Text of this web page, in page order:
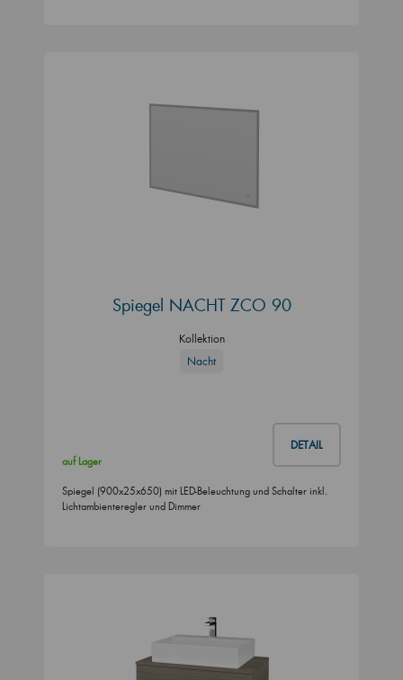
Spiegel NACHT ZCO 90
Kollektion
Nacht
DETAIL
auf Lager
Spiegel (900x25x650) mit LED-Beleuchtung und Schalter inkl.
Lichtambienteregler und Dimmer